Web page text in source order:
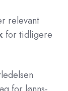
relevant
for tidligere